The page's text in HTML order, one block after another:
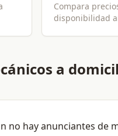
Compara
disponibilidad
a
no hay anunciantes de